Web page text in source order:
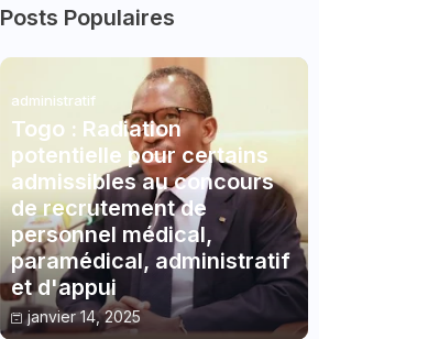
Posts Populaires
administratif
Togo : Radiation
potentielle pour certains
admissibles au concours
de recrutement de
personnel médical,
paramédical, administratif
et d'appui
janvier 14, 2025